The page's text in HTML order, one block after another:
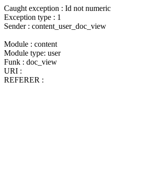
Caught exception : Id not numeric
Exception type : 1
Sender : content_user_doc_view
Module : content
Module type: user
Funk : doc_view
URI :
REFERER :